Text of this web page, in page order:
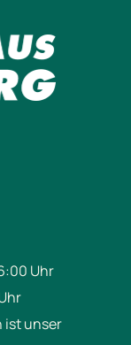
Uhr
ist unser